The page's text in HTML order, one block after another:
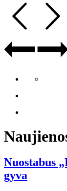
Nuostabus
gyva